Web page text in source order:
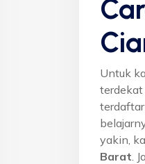
Untuk
terdekat
yakin,
Barat .